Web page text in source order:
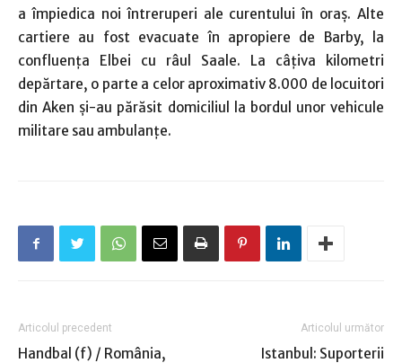
a împiedica noi întreruperi ale curentului în oraş. Alte
cartiere au fost evacuate în apropiere de Barby, la
confluenţa Elbei cu râul Saale. La câţiva kilometri
depărtare, o parte a celor aproximativ 8.000 de locuitori
din Aken şi-au părăsit domiciliul la bordul unor vehicule
militare sau ambulanţe.
Articolul precedent
Handbal (f) / România,
Articolul următor
Istanbul: Suporterii